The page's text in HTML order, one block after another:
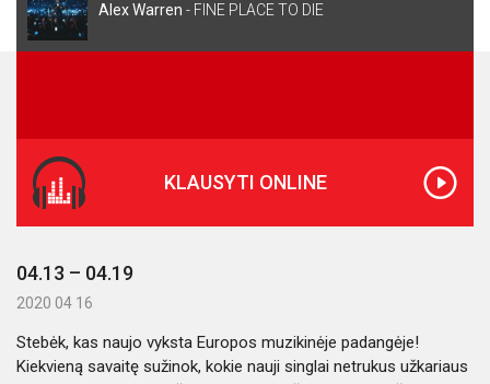
Alex Warren - FINE PLACE TO DIE
KLAUSYTI ONLINE
04.13 – 04.19
2020 04 16
Stebėk, kas naujo vyksta Europos muzikinėje padangėje!
Kiekvieną savaitę sužinok, kokie nauji singlai netrukus užkariaus